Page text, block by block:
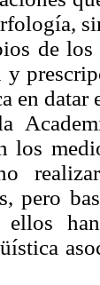
de los
y
en
los
pero
ellos